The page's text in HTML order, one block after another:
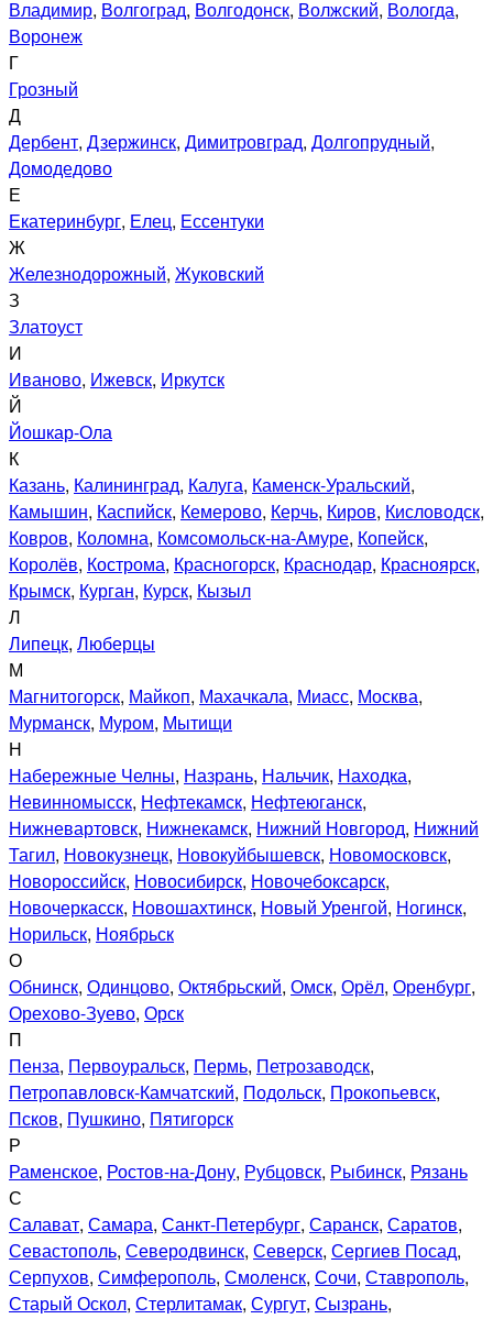
Владимир, Волгоград, Волгодонск, Волжский, Вологда,
Воронеж
Г
Грозный
Д
Дербент, Дзержинск, Димитровград, Долгопрудный,
Домодедово
Е
Екатеринбург, Елец, Ессентуки
Ж
Железнодорожный, Жуковский
З
Златоуст
И
Иваново, Ижевск, Иркутск
Й
Йошкар-Ола
К
Казань, Калининград, Калуга, Каменск-Уральский,
Камышин, Каспийск, Кемерово, Керчь, Киров, Кисловодск,
Ковров, Коломна, Комсомольск-на-Амуре, Копейск,
Королёв, Кострома, Красногорск, Краснодар, Красноярск,
Крымск, Курган, Курск, Кызыл
Л
Липецк, Люберцы
М
Магнитогорск, Майкоп, Махачкала, Миасс, Москва,
Мурманск, Муром, Мытищи
Н
Набережные Челны, Назрань, Нальчик, Находка,
Невинномысск, Нефтекамск, Нефтеюганск,
Нижневартовск, Нижнекамск, Нижний Новгород, Нижний
Тагил, Новокузнецк, Новокуйбышевск, Новомосковск,
Новороссийск, Новосибирск, Новочебоксарск,
Новочеркасск, Новошахтинск, Новый Уренгой, Ногинск,
Норильск, Ноябрьск
О
Обнинск, Одинцово, Октябрьский, Омск, Орёл, Оренбург,
Орехово-Зуево, Орск
П
Пенза, Первоуральск, Пермь, Петрозаводск,
Петропавловск-Камчатский, Подольск, Прокопьевск,
Псков, Пушкино, Пятигорск
Р
Раменское, Ростов-на-Дону, Рубцовск, Рыбинск, Рязань
С
Салават, Самара, Санкт-Петербург, Саранск, Саратов,
Севастополь, Северодвинск, Северск, Сергиев Посад,
Серпухов, Симферополь, Смоленск, Сочи, Ставрополь,
Старый Оскол, Стерлитамак, Сургут, Сызрань,